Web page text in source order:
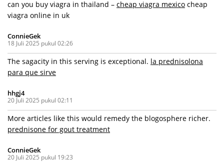
can you buy viagra in thailand – cheap viagra mexico cheap
viagra online in uk
ConnieGek
18 Juli 2025 pukul 02:26
The sagacity in this serving is exceptional. la prednisolona
para que sirve
hhgj4
20 Juli 2025 pukul 02:11
More articles like this would remedy the blogosphere richer.
prednisone for gout treatment
ConnieGek
20 Juli 2025 pukul 19:23